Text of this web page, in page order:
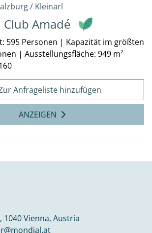
/ Kleinarl
Club Amadé
595 Personen | Kapazität im größten
| Ausstellungsfläche: 949 m²
Anfrageliste hinzufügen
ANZEIGEN
1040 Vienna, Austria